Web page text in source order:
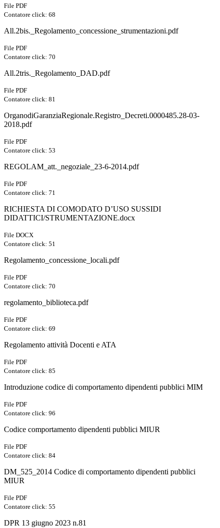
File PDF
Contatore click: 68
All.2bis._Regolamento_concessione_strumentazioni.pdf
File PDF
Contatore click: 70
All.2tris._Regolamento_DAD.pdf
File PDF
Contatore click: 81
OrganodiGaranziaRegionale.Registro_Decreti.0000485.28-03-
2018.pdf
File PDF
Contatore click: 53
REGOLAM_att._negoziale_23-6-2014.pdf
File PDF
Contatore click: 71
RICHIESTA DI COMODATO D’USO SUSSIDI
DIDATTICI/STRUMENTAZIONE.docx
File DOCX
Contatore click: 51
Regolamento_concessione_locali.pdf
File PDF
Contatore click: 70
regolamento_biblioteca.pdf
File PDF
Contatore click: 69
Regolamento attività Docenti e ATA
File PDF
Contatore click: 85
Introduzione codice di comportamento dipendenti pubblici MIM
File PDF
Contatore click: 96
Codice comportamento dipendenti pubblici MIUR
File PDF
Contatore click: 84
DM_525_2014 Codice di comportamento dipendenti pubblici
MIUR
File PDF
Contatore click: 55
DPR 13 giugno 2023 n.81